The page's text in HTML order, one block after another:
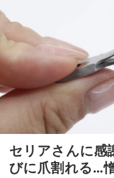
セリアさんに感
びに爪割れる…